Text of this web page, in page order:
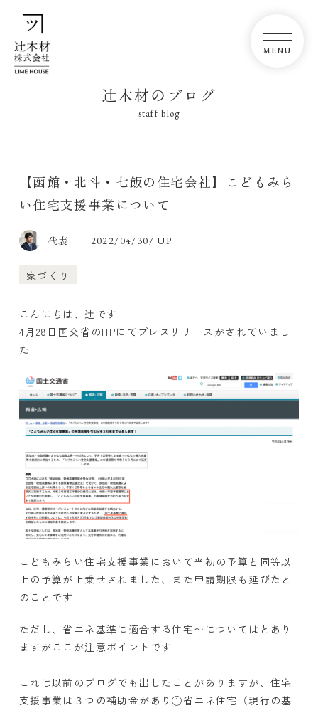
辻木材のブログ
staff blog
【函館・北斗・七飯の住宅会社】こどもみら
い住宅支援事業について
代表 2022/04/30/ UP
家づくり
こんにちは、辻です
4月28日国交省のHPにてプレスリリースがされていまし
た
こどもみらい住宅支援事業において当初の予算と同等以
上の予算が上乗せされました、また申請期限も延びたと
のことです
ただし、省エネ基準に適合する住宅〜についてはとあり
ますがここが注意ポイントです
これは以前のブログでも出したことがありますが、住宅
支援事業は３つの補助金があり①省エネ住宅（現行の基